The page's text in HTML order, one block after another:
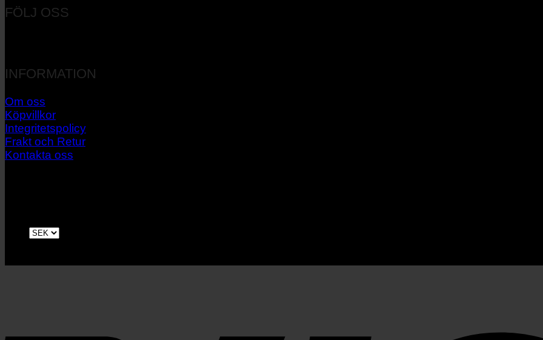
FÖLJ OSS
INFORMATION
Om oss
Köpvillkor
Integritetspolicy
Frakt och Retur
Kontakta oss